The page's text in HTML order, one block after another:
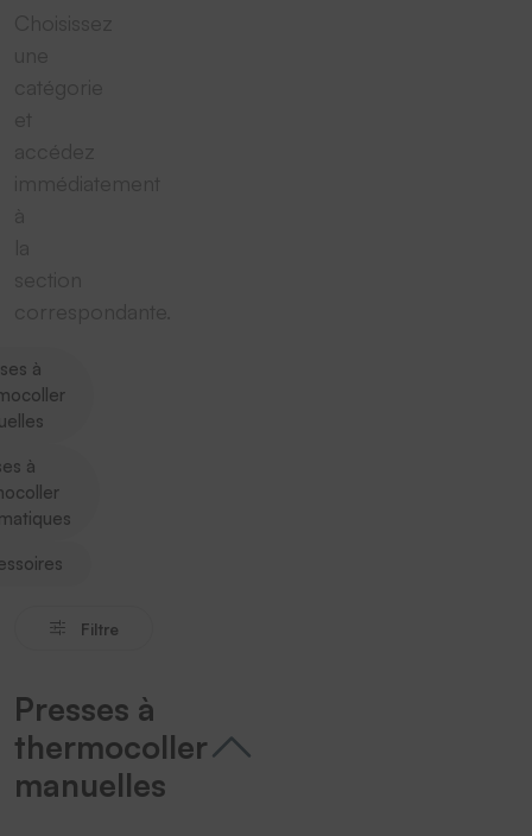
à
à
Filtre
Presses à
thermocoller
manuelles